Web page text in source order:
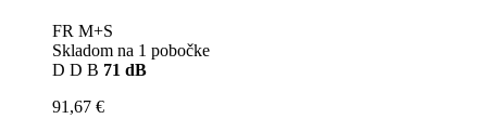
FR M+S
Skladom na 1 pobočke
D D B 71 dB
91,67 €